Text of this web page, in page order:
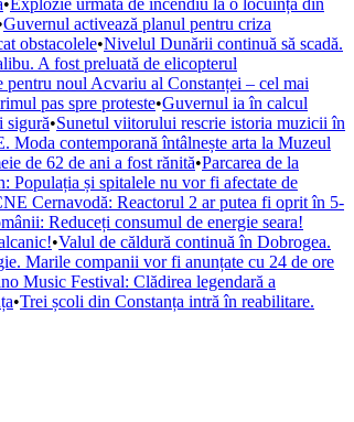
•Explozie urmată de incendiu la o locuință din
Guvernul activează planul pentru criza
obstacolele•Nivelul Dunării continuă să scadă.
A fost preluată de elicopterul
pentru noul Acvariu al Constanței – cel mai
pas spre proteste•Guvernul ia în calcul
sigură•Sunetul viitorului rescrie istoria muzicii în
contemporană întâlnește arta la Muzeul
de 62 de ani a fost rănită•Parcarea de la
Populația și spitalele nu vor fi afectate de
Cernavodă: Reactorul 2 ar putea fi oprit în 5-
Reduceți consumul de energie seara!
•Valul de căldură continuă în Dobrogea.
Marile companii vor fi anunțate cu 24 de ore
Music Festival: Clădirea legendară a
•Trei școli din Constanța intră în reabilitare.